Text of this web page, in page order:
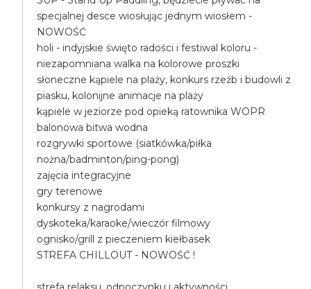
specjalnej desce wiosłując jednym wiosłem -
NOWOŚĆ
holi - indyjskie święto radości i festiwal koloru -
niezapomniana walka na kolorowe proszki
słoneczne kąpiele na plaży, konkurs rzeźb i budowli z
piasku, kolonijne animacje na plaży
kąpiele w jeziorze pod opieką ratownika WOPR
balonowa bitwa wodna
rozgrywki sportowe (siatkówka/piłka
nożna/badminton/ping-pong)
zajęcia integracyjne
gry terenowe
konkursy z nagrodami
dyskoteka/karaoke/wieczór filmowy
ognisko/grill z pieczeniem kiełbasek
STREFA CHILLOUT - NOWOŚĆ !